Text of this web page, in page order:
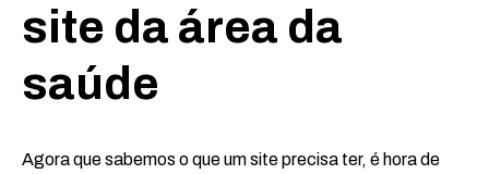
site da área da
saúde
Agora que sabemos o que um site precisa ter, é hora de